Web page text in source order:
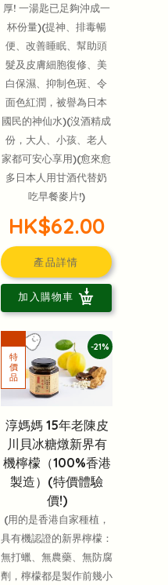
厚! 一湯匙已足夠沖成一
杯份量)(提神、排毒暢
便、改善睡眠、幫助頭
髮及皮膚細胞復修、美
白保濕、抑制色斑、令
面色紅潤，被譽為日本
國民的神仙水)(沒酒精成
份，大人、小孩、老人
家都可安心享用)(愈來愈
多日本人用甘酒代替奶
吃早餐麥片!)
HK$62.00
產品詳情
加入購物車
-21%
淳媽媽 15年老陳皮
川貝冰糖燉新界有
機檸檬（100%香港
製造）(特價體驗
價!)
(用的是香港自家種植，
具有機認證的新界檸檬：
無打蠟、無農藥、無防腐
劑，檸檬都是製作前幾小